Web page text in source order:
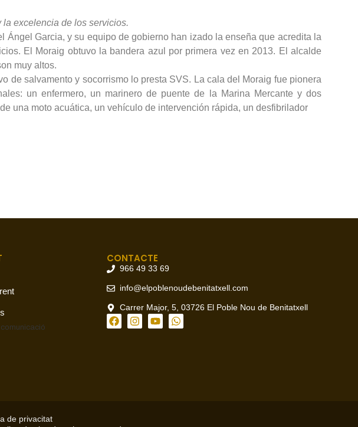
excelencia de los servicios.
Garcia, y su equipo de gobierno han izado la enseña que acredita la
El Moraig obtuvo la bandera azul por primera vez en 2013. El alcalde
muy altos.
de salvamento y socorrismo lo presta SVS. La cala del Moraig fue pionera
un enfermero, un marinero de puente de la Marina Mercante y dos
una moto acuática, un vehículo de intervención rápida, un desfibrilador
comunicació
CONTACTE
966 49 33 69
info@elpoblenoudebenitatxell.com
Carrer Major, 5, 03726 El Poble Nou de Benitatxell
de privacitat